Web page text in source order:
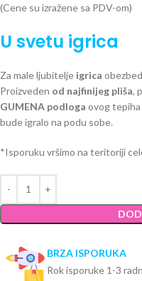
(Cene su izražene sa PDV-om)
U svetu igrica
Za male ljubitelje igrica
Proizveden od najfinijeg pliša,
GUMENA podloga ovog
bude igralo na podu sobe.
*Isporuku vršimo na teritoriji
BRZA ISPORUKA
Rok isporuke 1-3